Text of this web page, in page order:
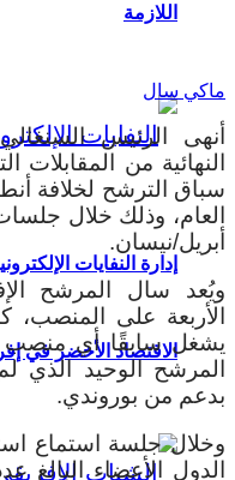
اللازمة
إدارة النفايات
الاقتصاد الأخضر في
ماكي سال
أنهى الرئيس
النهائية من المقابلات
سباق الترشح لخلافة
أبريل/نيسان.
ويُعد سال المرشح
الأربعة على المنصب،
يشغل سابقًا أي منصب
المرشح الوحيد الذي
بدعم من بوروندي.
وخلال جلسة استماع